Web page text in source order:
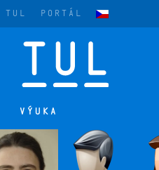
TUL PORTÁL
VÝUKA